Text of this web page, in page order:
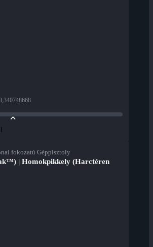
fokozatú Géppisztoly
| Homokpikkely (Harctéren